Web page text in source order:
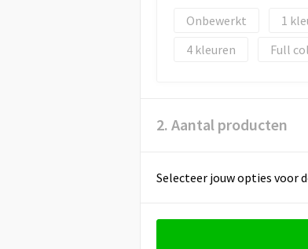
Onbewerkt
1
4
Full
2. Aantal producten
Selecteer jouw opties voor